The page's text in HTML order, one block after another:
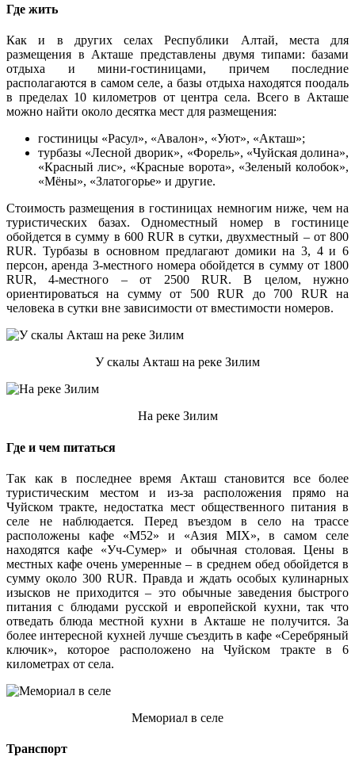
Где жить
Как и в других селах Республики Алтай, места для
размещения в Акташе представлены двумя типами: базами
отдыха и мини-гостиницами, причем последние
располагаются в самом селе, а базы отдыха находятся поодаль
в пределах 10 километров от центра села. Всего в Акташе
можно найти около десятка мест для размещения:
гостиницы «Расул», «Авалон», «Уют», «Акташ»;
турбазы «Лесной дворик», «Форель», «Чуйская долина»,
«Красный лис», «Красные ворота», «Зеленый колобок»,
«Мёны», «Златогорье» и другие.
Стоимость размещения в гостиницах немногим ниже, чем на
туристических базах. Одноместный номер в гостинице
обойдется в сумму в 600 RUR в сутки, двухместный – от 800
RUR. Турбазы в основном предлагают домики на 3, 4 и 6
персон, аренда 3-местного номера обойдется в сумму от 1800
RUR, 4-местного – от 2500 RUR. В целом, нужно
ориентироваться на сумму от 500 RUR до 700 RUR на
человека в сутки вне зависимости от вместимости номеров.
У скалы Акташ на реке Зилим
На реке Зилим
Где и чем питаться
Так как в последнее время Акташ становится все более
туристическим местом и из-за расположения прямо на
Чуйском тракте, недостатка мест общественного питания в
селе не наблюдается. Перед въездом в село на трассе
расположены кафе «М52» и «Азия MIX», в самом селе
находятся кафе «Уч-Сумер» и обычная столовая. Цены в
местных кафе очень умеренные – в среднем обед обойдется в
сумму около 300 RUR. Правда и ждать особых кулинарных
изысков не приходится – это обычные заведения быстрого
питания с блюдами русской и европейской кухни, так что
отведать блюда местной кухни в Акташе не получится. За
более интересной кухней лучше съездить в кафе «Серебряный
ключик», которое расположено на Чуйском тракте в 6
километрах от села.
Мемориал в селе
Транспорт